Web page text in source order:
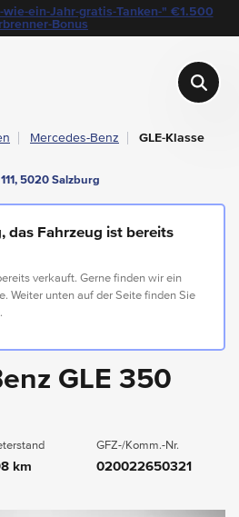
ein-Jahr-gratis-Tanken-" €1.500
Bonus
Mercedes-Benz GLE-Klasse
5020 Salzburg
das Fahrzeug ist bereits
verkauft. Gerne finden wir ein
Weiter unten auf der Seite finden Sie
GLE 350
km
GFZ-/Komm.-Nr.
020022650321